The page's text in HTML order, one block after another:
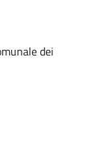
dei